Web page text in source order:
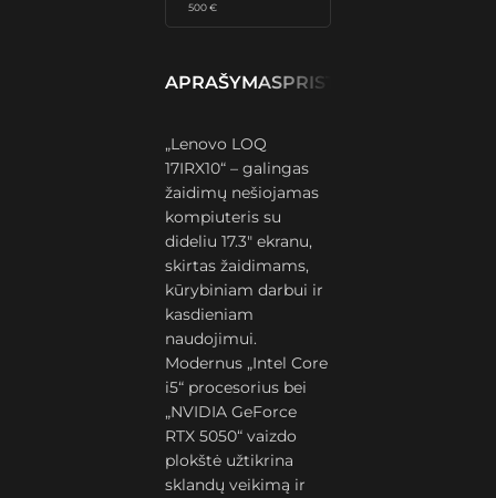
500 €
APRAŠYMASPRISTATYMAS IR
„Lenovo LOQ
17IRX10“ – galingas
žaidimų nešiojamas
kompiuteris su
dideliu 17.3″ ekranu,
skirtas žaidimams,
kūrybiniam darbui ir
kasdieniam
naudojimui.
Modernus „Intel Core
i5“ procesorius bei
„NVIDIA GeForce
RTX 5050“ vaizdo
plokštė užtikrina
sklandų veikimą ir